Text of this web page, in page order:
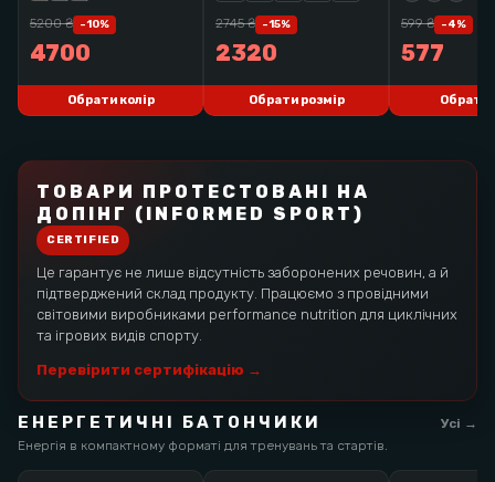
BAG
5200₴ -10%
4700
Обрати колір
2745₴ -15%
2320
Обрати розмір
599₴ -4%
577
Обрати
ТОВАРИ ПРОТЕСТОВАНІ НА
ДОПІНГ (INFORMED SPORT)
CERTIFIED
Це гарантує не лише відсутність заборонених речовин, а й
підтверджений склад продукту. Працюємо з провідними
світовими виробниками performance nutrition для циклічних
та ігрових видів спорту.
Перевірити сертифікацію →
ЕНЕРГЕТИЧНІ БАТОНЧИКИ
Енергія в компактному форматі для тренувань та стартів.
Усі →